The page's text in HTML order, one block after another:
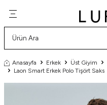
Anasayfa Erkek Üst Giyim
Laon Smart Erkek Polo Tişört Saks